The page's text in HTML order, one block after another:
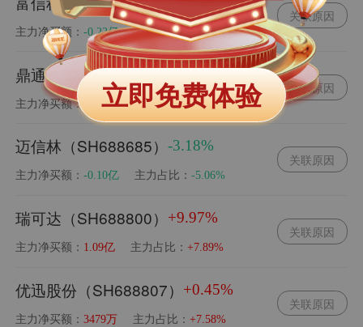
主力净买额：-0.22亿 主力占比：-1.67%
关联原因
鼎通科技（SH688668）+2.08%
主力净买额： -0.05亿 主力占比：-0.38%
关联原因
迈信林（SH688685）-3.18%
主力净买额：-0.10亿 主力占比：-5.06%
关联原因
瑞可达（SH688800） +9.97%
主力净买额： 1.09亿 主力占比：+7.89%
关联原因
优迅股份（SH688807） +0.45%
主力净买额：3479万 主力占比：+7.58%
关联原因
立即免费体验